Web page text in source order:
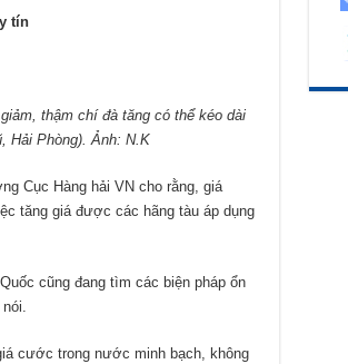
tín
thậm chí đà tăng có thể kéo dài
Hải Phòng). Ảnh: N.K
Cục Hàng hải VN cho rằng, giá
tăng giá được các hãng tàu áp dụng
cũng đang tìm các biện pháp ổn
cước trong nước minh bạch, không